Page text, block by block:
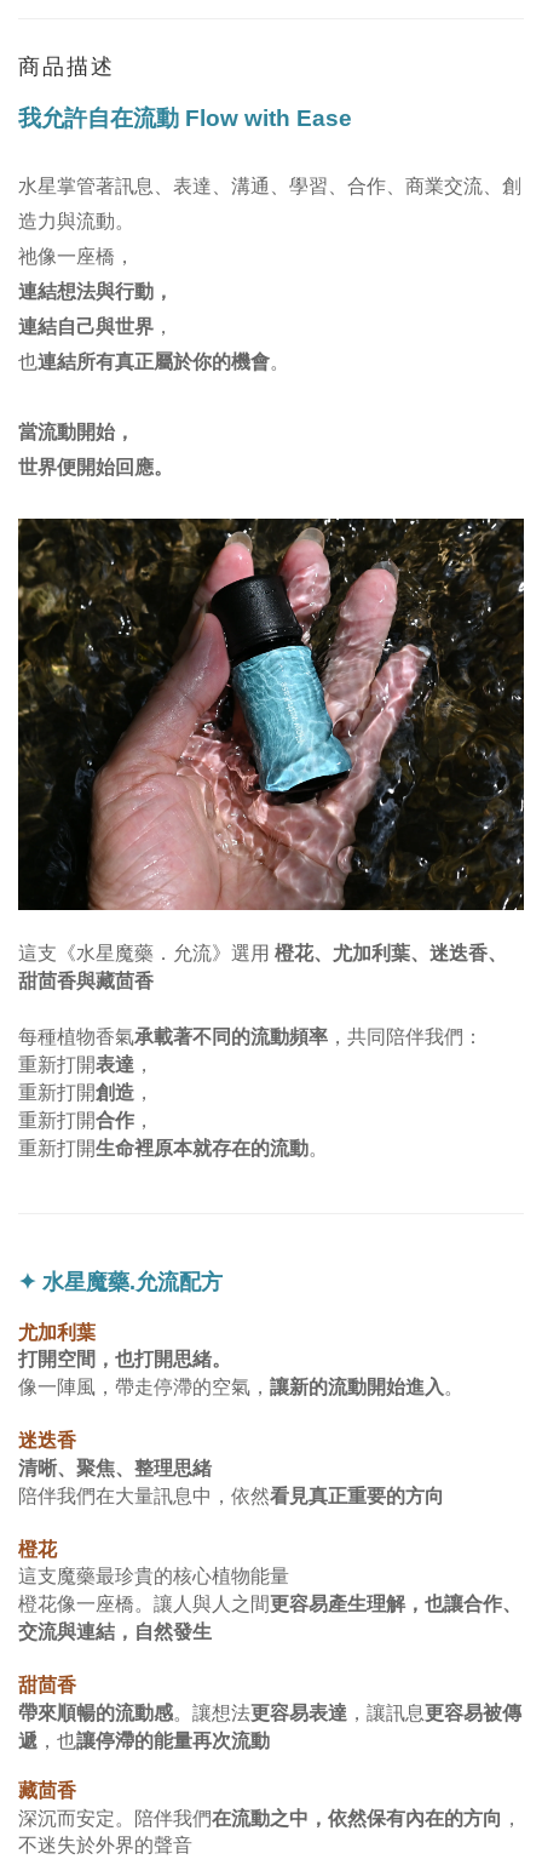
商品描述
我允許自在流動 Flow with Ease
水星掌管著訊息、表達、溝通、學習、合作、商業交流、創
造力與流動。
祂像一座橋，
連結想法與行動，
連結自己與世界 ，
也連結所有真正屬於你的機會。
當流動開始，
世界便開始回應。
這支《水星魔藥．允流》選用 橙花、尤加利葉、迷迭香、
甜茴香與藏茴香
每種植物香氣承載著不同的流動頻率 ，共同陪伴我們：
重新打開表達 ，
重新打開創造 ，
重新打開合作 ，
重新打開生命裡原本就存在的流動。
✦ 水星魔藥.允流配方
尤加利葉
打開空間，也打開思緒。
像一陣風，帶走停滯的空氣， 讓新的流動開始進入。
迷迭香
清晰、聚焦、整理思緒
陪伴我們在大量訊息中，依然看見真正重要的方向
橙花
這支魔藥最珍貴的核心植物能量
橙花像一座橋。讓人與人之間更容易產生理解，也讓合作、
交流與連結，自然發生
甜茴香
帶來順暢的流動感。讓想法更容易表達 ，讓訊息更容易被傳
遞 ，也讓停滯的能量再次流動
藏茴香
深沉而安定。陪伴我們在流動之中，依然保有內在的方向 ，
不迷失於外界的聲音